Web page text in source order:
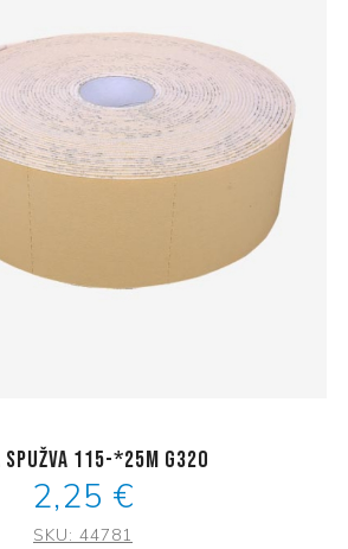
115-*25m G320
2,25 €
SKU: 44781